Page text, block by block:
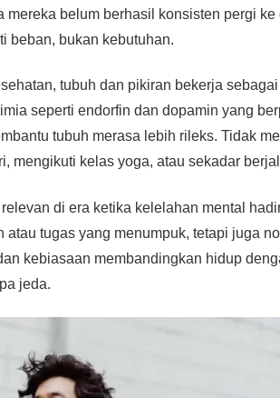
mereka belum berhasil konsisten pergi
beban, bukan kebutuhan.
tubuh dan pikiran bekerja
seperti endorfin dan dopamin yang
tubuh merasa lebih rileks. Tidak
mengikuti kelas yoga, atau sekadar
di era ketika kelelahan mental
atau tugas yang menumpuk, tetapi juga
kebiasaan membandingkan hidup
jeda.